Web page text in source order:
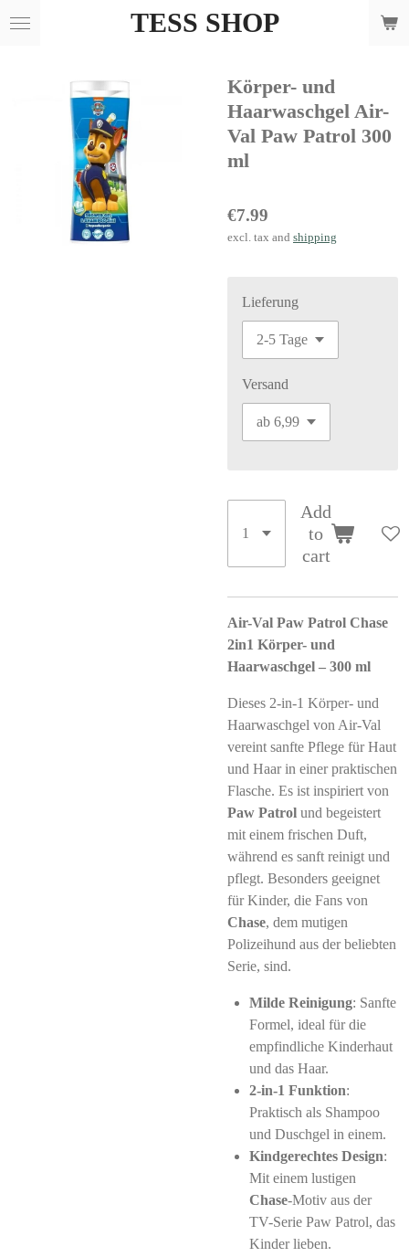
Skip
TESS SHOP
Körper- und
Haarwaschgel Air-
Val Paw Patrol 300
ml
€7.99
excl. tax and shipping
Lieferung
Versand
Add
to
cart
Air-Val Paw Patrol Chase
2in1 Körper- und
Haarwaschgel – 300 ml
Dieses 2-in-1 Körper- und
Haarwaschgel von Air-Val
vereint sanfte Pflege für Haut
und Haar in einer praktischen
Flasche. Es ist inspiriert von
Paw Patrol und begeistert
mit einem frischen Duft,
während es sanft reinigt und
pflegt. Besonders geeignet
für Kinder, die Fans von
Chase, dem mutigen
Polizeihund aus der beliebten
Serie, sind.
Milde Reinigung: Sanfte
Formel, ideal für die
empfindliche Kinderhaut
und das Haar.
2-in-1 Funktion:
Praktisch als Shampoo
und Duschgel in einem.
Kindgerechtes Design:
Mit einem lustigen
Chase-Motiv aus der
TV-Serie Paw Patrol, das
Kinder lieben.